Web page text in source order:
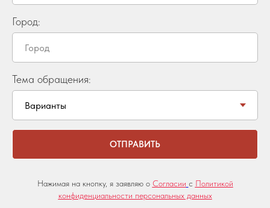
Город:
Тема обращения:
ОТПРАВИТЬ
Нажимая на кнопку, я заявляю о Согласии с Политикой
конфиденциальности персональных данных